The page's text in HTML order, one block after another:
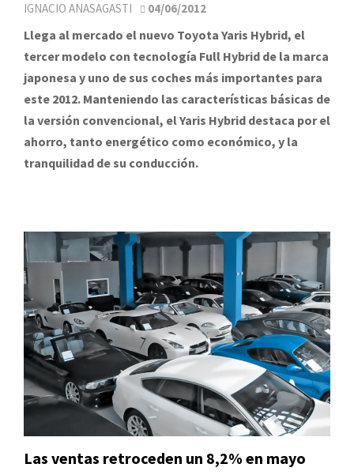
IGNACIO ANASAGASTI 04/06/2012
Llega al mercado el nuevo Toyota Yaris Hybrid, el
tercer modelo con tecnología Full Hybrid de la marca
japonesa y uno de sus coches más importantes para
este 2012. Manteniendo las características básicas de
la versión convencional, el Yaris Hybrid destaca por el
ahorro, tanto energético como económico, y la
tranquilidad de su conducción.
Las ventas retroceden un 8,2% en mayo